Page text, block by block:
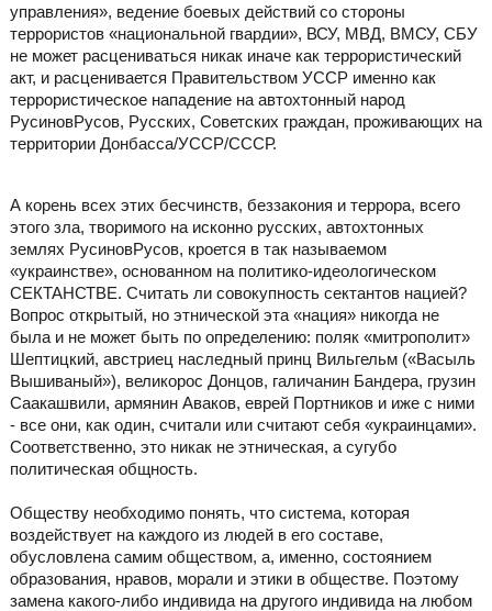
управления», ведение боевых действий со стороны
террористов «национальной гвардии», ВСУ, МВД, ВМСУ, СБУ
не может расцениваться никак иначе как террористический
акт, и расценивается Правительством УССР именно как
террористическое нападение на автохтонный народ
РусиновРусов, Русских, Советских граждан, проживающих на
территории Донбасса/УССР/СССР.
А корень всех этих бесчинств, беззакония и террора, всего
этого зла, творимого на исконно русских, автохтонных
землях РусиновРусов, кроется в так называемом
«украинстве», основанном на политико-идеологическом
СЕКТАНСТВЕ. Считать ли совокупность сектантов нацией?
Вопрос открытый, но этнической эта «нация» никогда не
была и не может быть по определению: поляк «митрополит»
Шептицкий, австриец наследный принц Вильгельм («Васыль
Вышиваный»), великорос Донцов, галичанин Бандера, грузин
Саакашвили, армянин Аваков, еврей Портников и иже с ними
- все они, как один, считали или считают себя «украинцами».
Соответственно, это никак не этническая, а сугубо
политическая общность.
Обществу необходимо понять, что система, которая
воздействует на каждого из людей в его составе,
обусловлена самим обществом, а, именно, состоянием
образования, нравов, морали и этики в обществе. Поэтому
замена какого-либо индивида на другого индивида на любом